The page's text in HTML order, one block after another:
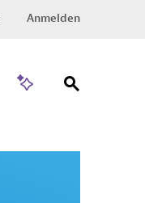
Anmelden